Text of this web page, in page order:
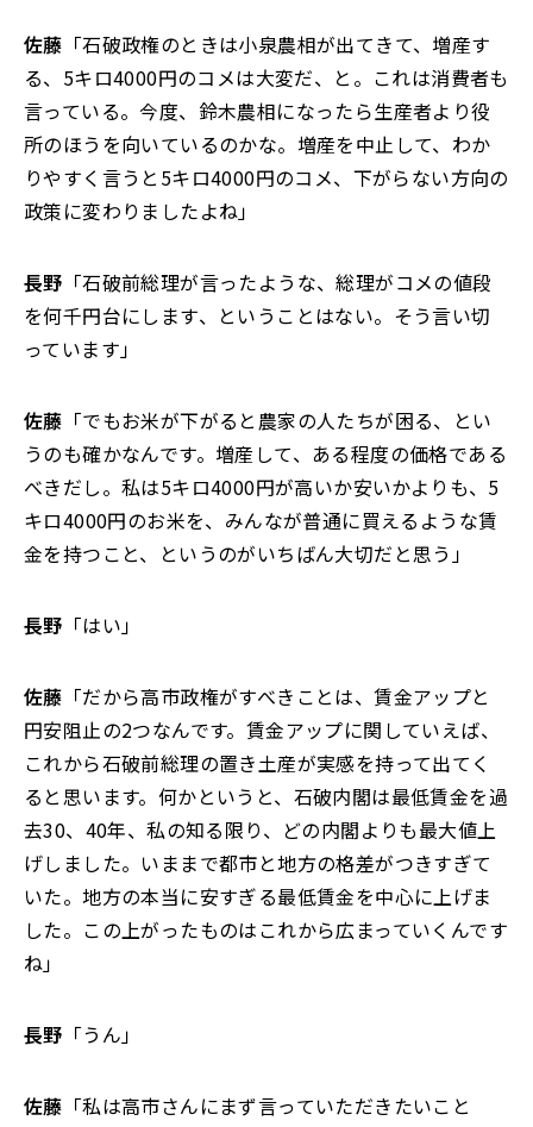
佐藤 「石破政権のときは小泉農相が出てきて、増産す
る、5キロ4000円のコメは大変だ、と。これは消費者も
言っている。今度、鈴木農相になったら生産者より役
所のほうを向いているのかな。増産を中止して、わか
りやすく言うと5キロ4000円のコメ、下がらない方向の
政策に変わりましたよね」
長野 「石破前総理が言ったような、総理がコメの値段
を何千円台にします、ということはない。そう言い切
っています」
佐藤 「でもお米が下がると農家の人たちが困る、とい
うのも確かなんです。増産して、ある程度の価格である
べきだし。私は5キロ4000円が高いか安いかよりも、5
キロ4000円のお米を、みんなが普通に買えるような賃
金を持つこと、というのがいちばん大切だと思う」
長野 「はい」
佐藤 「だから高市政権がすべきことは、賃金アップと
円安阻止の2つなんです。賃金アップに関していえば、
これから石破前総理の置き土産が実感を持って出てく
ると思います。何かというと、石破内閣は最低賃金を過
去30、40年、私の知る限り、どの内閣よりも最大値上
げしました。いままで都市と地方の格差がつきすぎて
いた。地方の本当に安すぎる最低賃金を中心に上げま
した。この上がったものはこれから広まっていくんです
ね」
長野 「うん」
佐藤 「私は高市さんにまず言っていただきたいこと